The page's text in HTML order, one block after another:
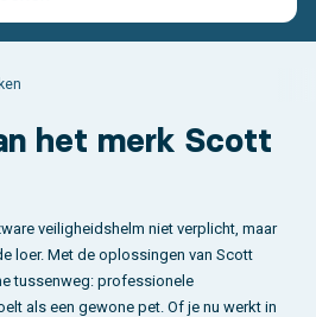
het merk Scott
veiligheidshelm niet verplicht, maar
loer. Met de oplossingen van Scott
tussenweg: professionele
als een gewone pet. Of je nu werkt in